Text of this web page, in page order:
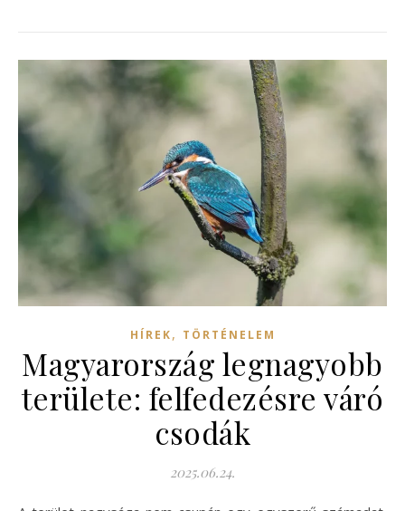
HÍREK, TÖRTÉNELEM
Magyarország legnagyobb
területe: felfedezésre váró
csodák
2025.06.24.